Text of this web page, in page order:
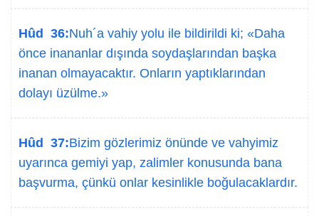
Hûd 36:Nuh´a vahiy yolu ile bildirildi ki; «Daha
önce inananlar dışında soydaşlarından başka
inanan olmayacaktır. Onların yaptıklarından
dolayı üzülme.»
Hûd 37:Bizim gözlerimiz önünde ve vahyimiz
uyarınca gemiyi yap, zalimler konusunda bana
başvurma, çünkü onlar kesinlikle boğulacaklardır.